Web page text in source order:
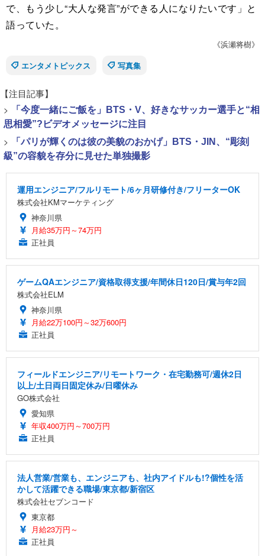
で、もう少し“大人な発言”ができる人になりたいです」と
語っていた。
《浜瀬将樹》
エンタメトピックス
写真集
【注目記事】
>
「今度一緒にご飯を」BTS・V、好きなサッカー選手と“相
思相愛”?ビデオメッセージに注目
>
「パリが輝くのは彼の美貌のおかげ」BTS・JIN、“彫刻
級”の容貌を存分に見せた単独撮影
運用エンジニア/フルリモート/6ヶ月研修付き/フリーターOK
株式会社KMマーケティング
神奈川県
月給35万円～74万円
正社員
ゲームQAエンジニア/資格取得支援/年間休日120日/賞与年2回
株式会社ELM
神奈川県
月給22万100円～32万600円
正社員
フィールドエンジニア/リモートワーク・在宅勤務可/週休2日
以上/土日両日固定休み/日曜休み
GO株式会社
愛知県
年収400万円～700万円
正社員
法人営業/営業も、エンジニアも、社内アイドルも!?個性を活
かして活躍できる職場/東京都/新宿区
株式会社セブンコード
東京都
月給23万円～
正社員